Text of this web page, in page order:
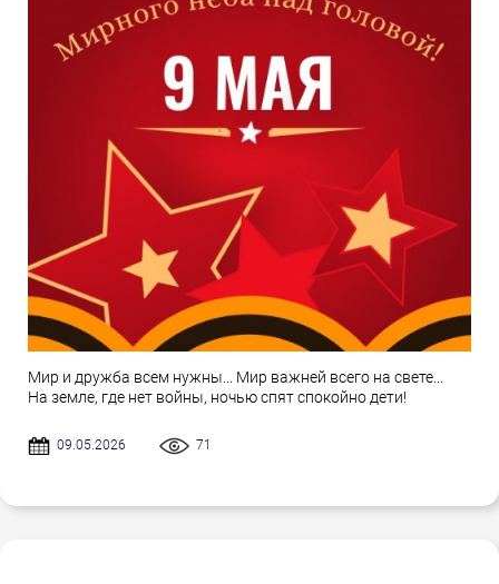
Мир и дружба всем нужны... Мир важней всего на свете...
На земле, где нет войны, ночью спят спокойно дети!
09.05.2026 71